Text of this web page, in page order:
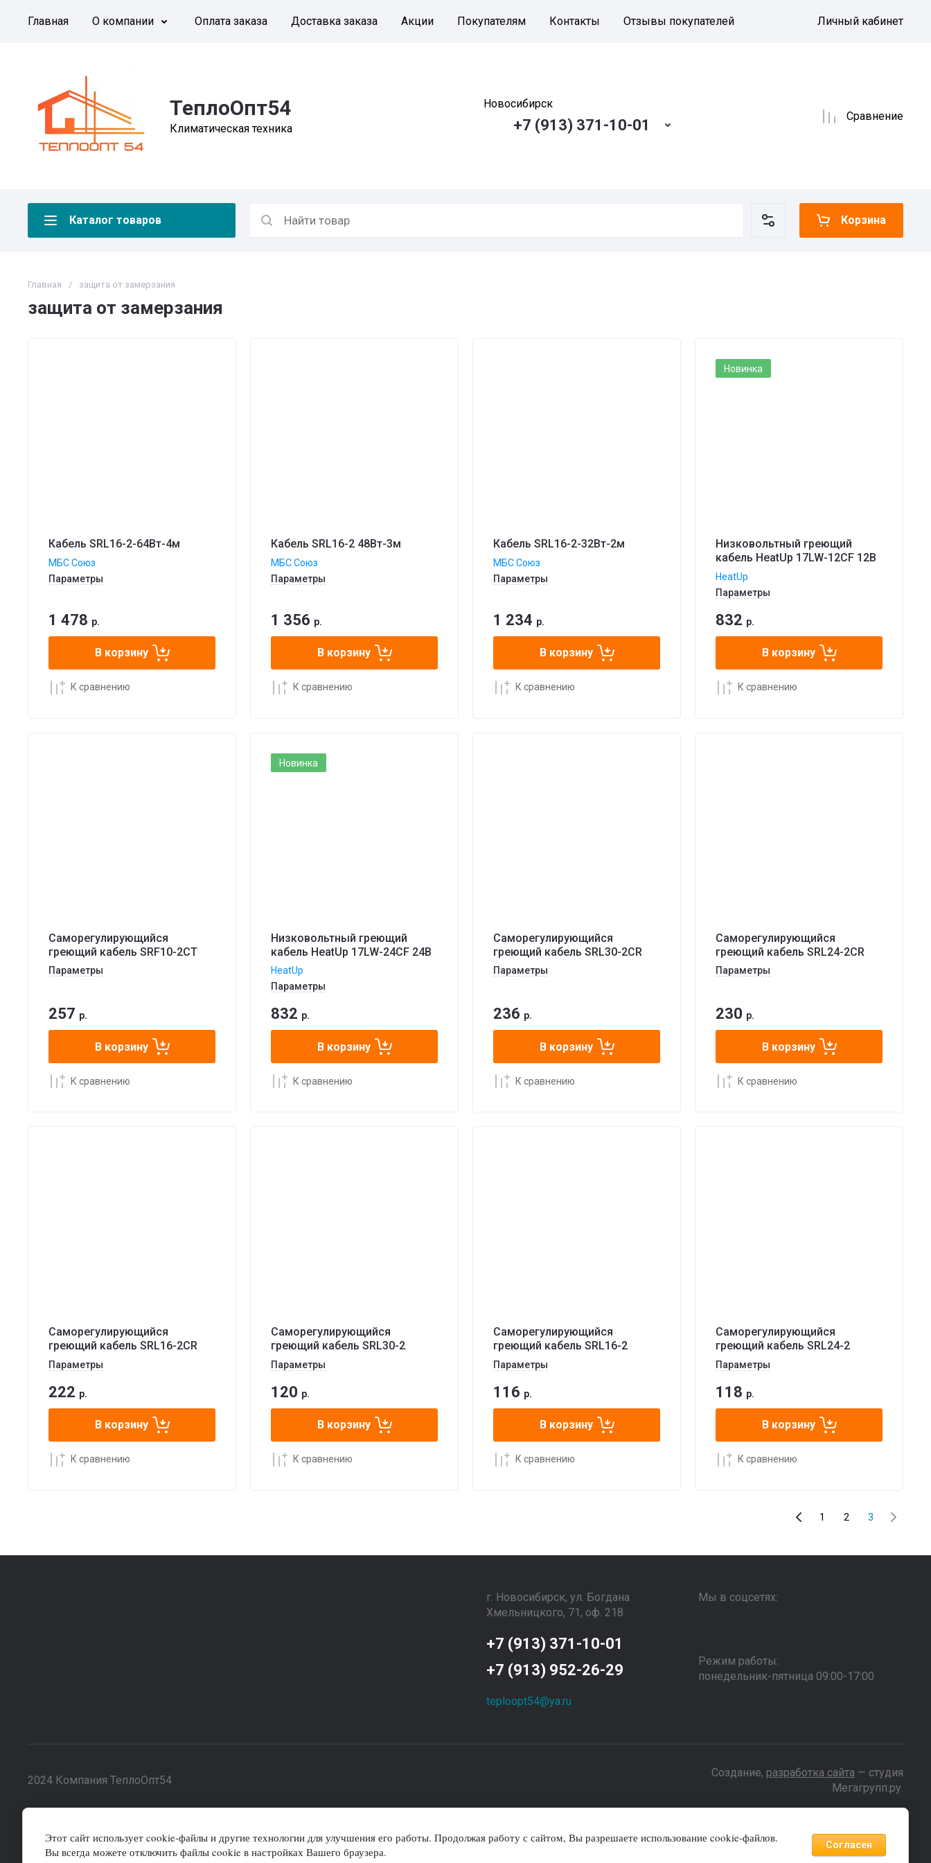
Главная О компании Оплата заказа Доставка заказа Акции Покупателям Контакты Отзывы покупателей Личный кабинет
ТеплоОпт54
Климатическая техника
Новосибирск
+7 (913) 371-10-01
Сравнение
Каталог товаров Корзина
Главная / защита от замерзания
защита от замерзания
Кабель SRL16-2-64Вт-4м
МБС Союз
Параметры
1 478 р.
В корзину
К сравнению
Кабель SRL16-2 48Вт-3м
МБС Союз
Параметры
1 356 р.
В корзину
К сравнению
Кабель SRL16-2-32Вт-2м
МБС Союз
Параметры
1 234 р.
В корзину
К сравнению
Новинка
Низковольтный греющий
кабель HeatUp 17LW-12CF 12В
HeatUp
Параметры
832 р.
В корзину
К сравнению
Саморегулирующийся
греющий кабель SRF10-2CT
Параметры
257 р.
В корзину
К сравнению
Новинка
Низковольтный греющий
кабель HeatUp 17LW-24CF 24В
HeatUp
Параметры
832 р.
В корзину
К сравнению
Саморегулирующийся
греющий кабель SRL30-2CR
Параметры
236 р.
В корзину
К сравнению
Саморегулирующийся
греющий кабель SRL24-2CR
Параметры
230 р.
В корзину
К сравнению
Саморегулирующийся
греющий кабель SRL16-2CR
Параметры
222 р.
В корзину
К сравнению
Саморегулирующийся
греющий кабель SRL30-2
Параметры
120 р.
В корзину
К сравнению
Саморегулирующийся
греющий кабель SRL16-2
Параметры
116 р.
В корзину
К сравнению
Саморегулирующийся
греющий кабель SRL24-2
Параметры
118 р.
В корзину
К сравнению
1 2 3
г. Новосибирск, ул. Богдана
Хмельницкого, 71, оф. 218
+7 (913) 371-10-01
+7 (913) 952-26-29
teploopt54@ya.ru
Мы в соцсетях:
Режим работы:
понедельник-пятница 09:00-17:00
2024 Компания ТеплоОпт54
Создание, разработка сайта — студия
Мегагрупп.ру.
Данные о товарах и услугах, включая цены и технические характеристики, представленные на сайте, не являются публичной офертой, определяемой положениями Статьи 437 (2) ГК РФ, а
носят исключительно информационный характер. Для получения точной информации о наличии и стоимости товара, пожалуйста, обращайтесь по нашим телефонам.
Этот сайт использует cookie-файлы и другие технологии для улучшения его работы. Продолжая работу с сайтом, Вы разрешаете использование cookie-файлов.
Вы всегда можете отключить файлы cookie в настройках Вашего браузера.
Согласен